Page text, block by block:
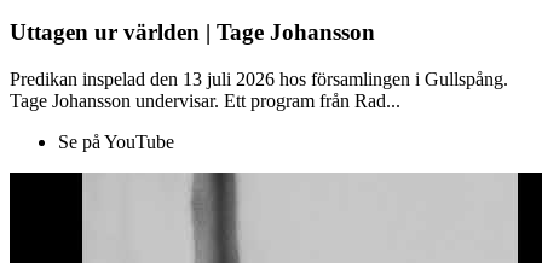
Uttagen ur världen | Tage Johansson
Predikan inspelad den 13 juli 2026 hos församlingen i Gullspång.
Tage Johansson undervisar. Ett program från Rad...
Se på YouTube